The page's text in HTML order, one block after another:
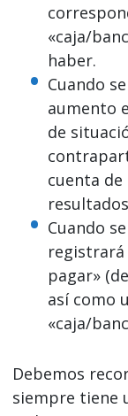
«caja/
haber.
Cuando
aumento
de
cuenta de
Cuando
registrará
pagar»
así como
«caja/
Debemos
siempre tiene